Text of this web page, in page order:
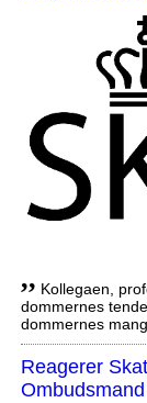
,, Kollegaen,
dommernes
dommernes
Reagerer